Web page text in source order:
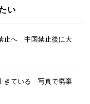
い
止へ 中国禁止後に大
きている 写真で廃棄